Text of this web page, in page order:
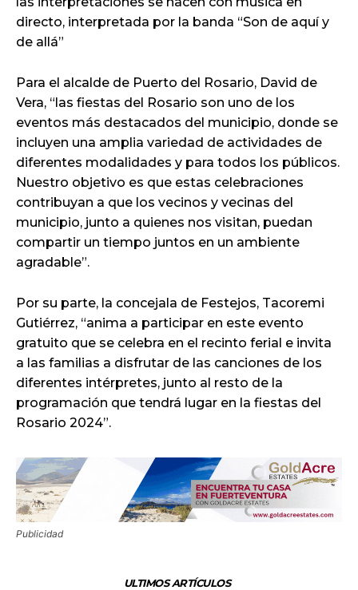
directo, interpretada por la banda “Son de aquí y
de allá”
Para el alcalde de Puerto del Rosario, David de
Vera, “las fiestas del Rosario son uno de los
eventos más destacados del municipio, donde se
incluyen una amplia variedad de actividades de
diferentes modalidades y para todos los públicos.
Nuestro objetivo es que estas celebraciones
contribuyan a que los vecinos y vecinas del
municipio, junto a quienes nos visitan, puedan
compartir un tiempo juntos en un ambiente
agradable”.
Por su parte, la concejala de Festejos, Tacoremi
Gutiérrez, “anima a participar en este evento
gratuito que se celebra en el recinto ferial e invita
a las familias a disfrutar de las canciones de los
diferentes intérpretes, junto al resto de la
programación que tendrá lugar en la fiestas del
Rosario 2024”.
Publicidad
ULTIMOS ARTÍCULOS